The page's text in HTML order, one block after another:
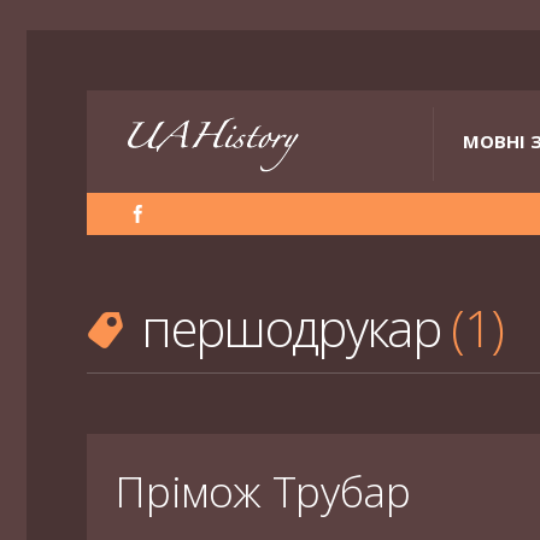
МОВНІ
першодрукар 1
Прімож Трубар